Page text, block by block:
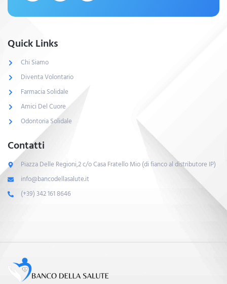
Quick Links
Chi Siamo
Diventa Volontario
Farmacia Solidale
Amici Del Cuore
Odontoria Solidale
Contatti
Piazza Delle Regioni,2 c/o Casa Fratello Mio (di fianco al distributore IP)
info@bancodellasalute.it
(+39) 342 161 8646